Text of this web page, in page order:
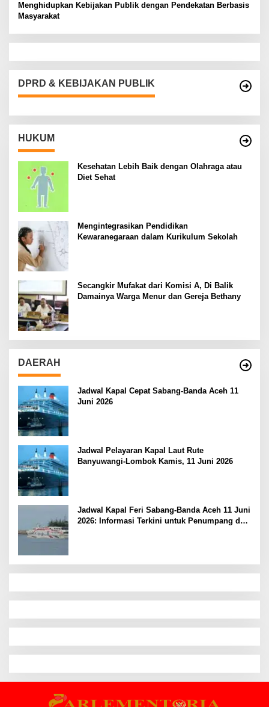
Menghidupkan Kebijakan Publik dengan Pendekatan Berbasis
Masyarakat
DPRD & KEBIJAKAN PUBLIK
HUKUM
Kesehatan Lebih Baik dengan Olahraga atau
Diet Sehat
Mengintegrasikan Pendidikan
Kewaranegaraan dalam Kurikulum Sekolah
Secangkir Mufakat dari Komisi A, Di Balik
Damainya Warga Menur dan Gereja Bethany
DAERAH
Jadwal Kapal Cepat Sabang-Banda Aceh 11
Juni 2026
Jadwal Pelayaran Kapal Laut Rute
Banyuwangi-Lombok Kamis, 11 Juni 2026
Jadwal Kapal Feri Sabang-Banda Aceh 11 Juni
2026: Informasi Terkini untuk Penumpang dan